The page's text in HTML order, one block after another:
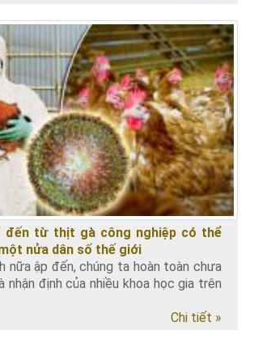
đến từ thịt gà công nghiệp có thể
nửa dân số thế giới
nữa ập đến, chúng ta hoàn toàn chưa
nhận định của nhiều khoa học gia trên
Chi tiết »